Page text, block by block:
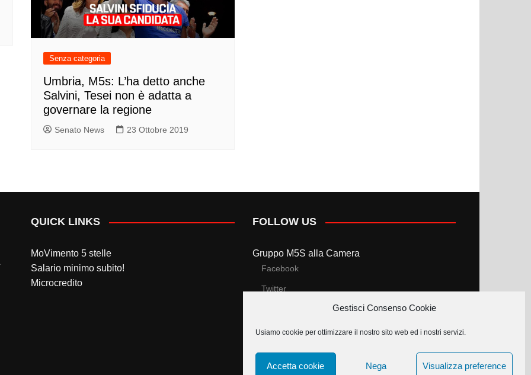
Gestisci Consenso Cookie
Usiamo cookie per ottimizzare il nostro sito web ed i nostri servizi.
Accetta cookie Nega Visualizza preference
Senza categoria
Umbria, M5s: L’ha detto anche
Salvini, Tesei non è adatta a
governare la regione
Senato News 23 Ottobre 2019
QUICK LINKS
MoVimento 5 stelle
Salario minimo subito!
Microcredito
FOLLOW US
Gruppo M5S alla Camera
Facebook
Twitter